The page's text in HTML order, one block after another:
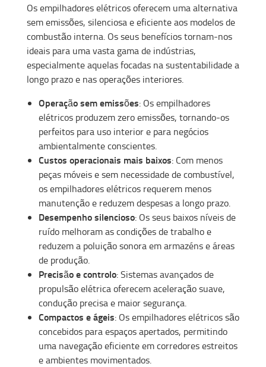
Os empilhadores elétricos oferecem uma alternativa
sem emissões, silenciosa e eficiente aos modelos de
combustão interna. Os seus benefícios tornam-nos
ideais para uma vasta gama de indústrias,
especialmente aquelas focadas na sustentabilidade a
longo prazo e nas operações interiores.
Operação sem emissões: Os empilhadores
elétricos produzem zero emissões, tornando-os
perfeitos para uso interior e para negócios
ambientalmente conscientes.
Custos operacionais mais baixos: Com menos
peças móveis e sem necessidade de combustível,
os empilhadores elétricos requerem menos
manutenção e reduzem despesas a longo prazo.
Desempenho silencioso: Os seus baixos níveis de
ruído melhoram as condições de trabalho e
reduzem a poluição sonora em armazéns e áreas
de produção.
Precisão e controlo: Sistemas avançados de
propulsão elétrica oferecem aceleração suave,
condução precisa e maior segurança.
Compactos e ágeis: Os empilhadores elétricos são
concebidos para espaços apertados, permitindo
uma navegação eficiente em corredores estreitos
e ambientes movimentados.